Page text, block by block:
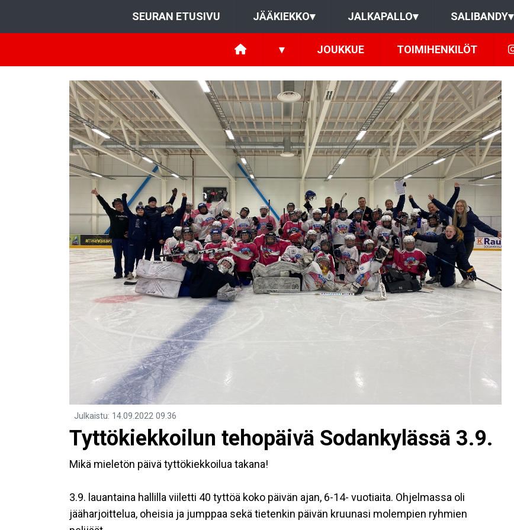
SEURAN ETUSIVU JÄÄKIEKKO▾ JALKAPALLO▾ SALIBANDY▾
▾ JOUKKUE TOIMIHENKILÖT
Julkaistu: 14.09.2022 09.36
Tyttökiekkoilun tehopäivä Sodankylässä 3.9.
Mikä mieletön päivä tyttökiekkoilua takana!
3.9. lauantaina hallilla viiletti 40 tyttöä koko päivän ajan, 6-14- vuotiaita. Ohjelmassa oli
jääharjoittelua, oheisia ja jumppaa sekä tietenkin päivän kruunasi molempien ryhmien